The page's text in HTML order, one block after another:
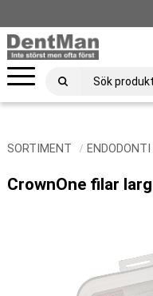
Menu
SORTIMENT ENDODONTI
CrownOne filar